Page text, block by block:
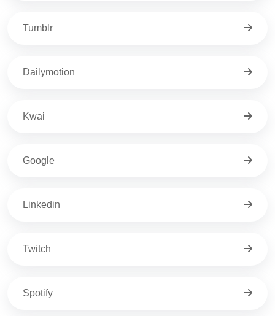
Tumblr
Dailymotion
Kwai
Google
Linkedin
Twitch
Spotify